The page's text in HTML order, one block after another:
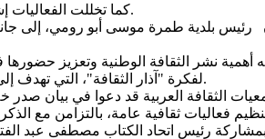
كما تخللت الفعاليات إشهار رواية الكاتب الروائي يوسف حجازي الجديدة "الرواية 311"، ضمن برنامج آذار الثقافة، في خطوة لاقت تفاعلًا واسعًا من الحضور.
رئيس بلدية طمرة موسى أبو رومي، إلى
نشر الثقافة الوطنية وتعزيز حضورها
لفكرة "آذار الثقافة"، التي تهدف إلى إحياء الحيز العام عبر الثقافة والفنون وربط المناسبات الوطنية والاجتماعية بالنشاط الثقافي المفتوح أمام الجمهور، خاصة الشباب.
الثقافة العربية قد دعوا في بيان صدر
بمشاركة رئيس اتحاد الكتاب مصطفى عبد